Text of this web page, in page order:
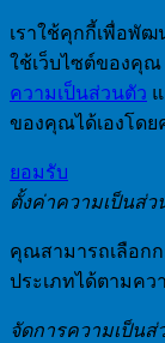
เราใช้คุกกี้เพื่อพั
ใช้เว็บไซต์ของคุ
ความเป็นส่วนตัว
ของคุณได้เองโดย
ยอมรับ
ตั้งค่าความเป็นส่ว
คุณสามารถเลือก
ประเภทได้ตามคว
จัดการความเป็นส่